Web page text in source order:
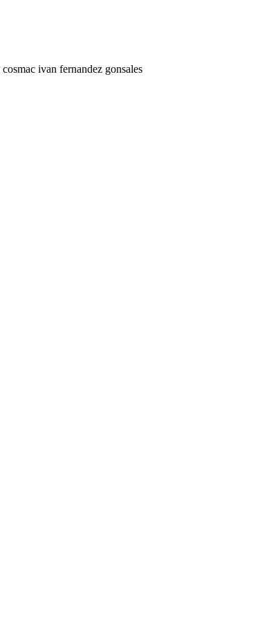
ivan fernandez gonsales